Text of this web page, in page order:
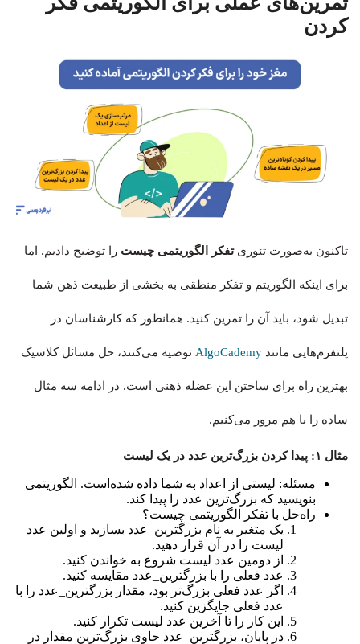
کردن
تاکنون به‌صورت تئوریتفکر الگوریتمی چیست را توضیح دادیم. اما
برای اینکه الگوریتم و تفکر منطقی به بخشی از طبیعت ذهن شما
تبدیل شود، باید آن را تمرین کنید. همانطور که کارشناسان در
پلتفرم‌هایی مانند توصیه می‌کنند، حل مسائل کلاسیک
بهترین راه برای ساختن این عضله ذهنی است. در ادامه سه مثال
ساده را با هم مرور می‌کنیم.
مثال ۱: پیدا کردن بزرگ‌ترین عدد در یک لیست
مسئله: لیستی از اعداد به شما داده شده‌است. الگوریتمی
بنویسید که بزرگ‌ترین عدد را پیدا کند.
راه‌حل با تفکر الگوریتمی چیست؟
یک متغیر به نام بزرگترین_عدد بسازید و اولین عدد
لیست را در آن قرار دهید.
از دومین عدد لیست شروع به خواندن کنید.
عدد فعلی را با بزرگترین_عدد مقایسه کنید.
اگر عدد فعلی بزرگ‌تر بود، مقدار بزرگترین_عدد را با
عدد فعلی جایگزین کنید.
این کار را تا آخرین عدد لیست تکرار کنید.
در پایان، بزرگترین_عدد حاوی بزرگ‌ترین مقدار در